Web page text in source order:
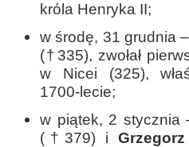
króla Henryka II;
w środę, 31 grudnia
(†335), zwołał
w Nicei (325),
1700-lecie;
w piątek, 2 stycznia
(†379) i